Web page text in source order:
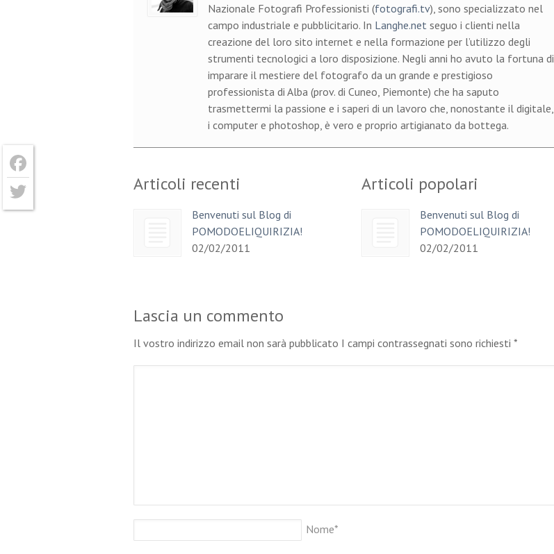
Nazionale Fotografi Professionisti (fotografi.tv), sono specializzato nel
campo industriale e pubblicitario. In Langhe.net seguo i clienti nella
creazione del loro sito internet e nella formazione per l’utilizzo degli
strumenti tecnologici a loro disposizione. Negli anni ho avuto la fortuna di
imparare il mestiere del fotografo da un grande e prestigioso
professionista di Alba (prov. di Cuneo, Piemonte) che ha saputo
trasmettermi la passione e i saperi di un lavoro che, nonostante il digitale,
i computer e photoshop, è vero e proprio artigianato da bottega.
Articoli recenti
Benvenuti sul Blog di
POMODOELIQUIRIZIA!
02/02/2011
Articoli popolari
Benvenuti sul Blog di
POMODOELIQUIRIZIA!
02/02/2011
Lascia un commento
Il vostro indirizzo email non sarà pubblicato I campi contrassegnati sono richiesti *
Nome*
Facebook
Twitter